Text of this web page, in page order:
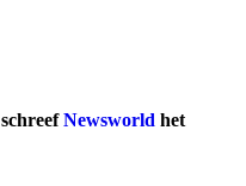
schreefNewsworld het